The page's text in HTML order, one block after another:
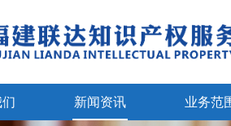
新闻资讯 业务范